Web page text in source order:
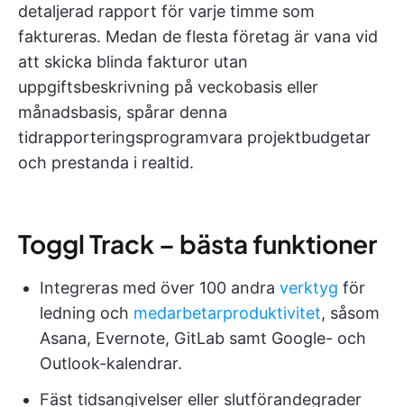
detaljerad rapport för varje timme som
faktureras. Medan de flesta företag är vana vid
att skicka blinda fakturor utan
uppgiftsbeskrivning på veckobasis eller
månadsbasis, spårar denna
tidrapporteringsprogramvara projektbudgetar
och prestanda i realtid.
Toggl Track – bästa funktioner
Integreras med över 100 andra verktyg för
ledning och medarbetarproduktivitet, såsom
Asana, Evernote, GitLab samt Google- och
Outlook-kalendrar.
Fäst tidsangivelser eller slutförandegrader